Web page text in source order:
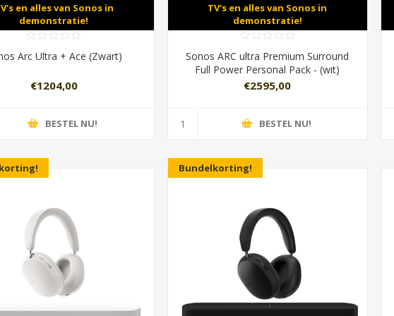
en alles van Sonos in
demonstratie!
Arc Ultra + Ace (Zwart)
€1204,00
BESTEL NU!
TV's en alles van Sonos in
demonstratie!
Sonos ARC ultra Premium Surround
Full Power Personal Pack - (wit)
€2595,00
BESTEL NU!
Bundelkorting!